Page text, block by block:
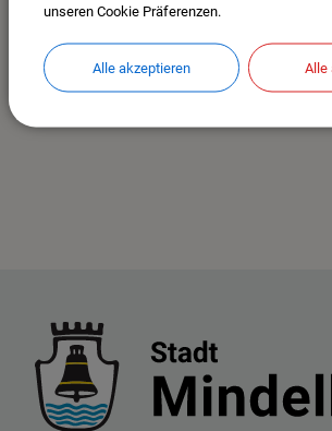
Montag bis Freitag von 08.00 bis 12.30 Uhr
Donnerstag zusätzlich 14.00 bis 18.00 Uhr
unseren Cookie Präferenzen.
Alle akzeptieren Alle